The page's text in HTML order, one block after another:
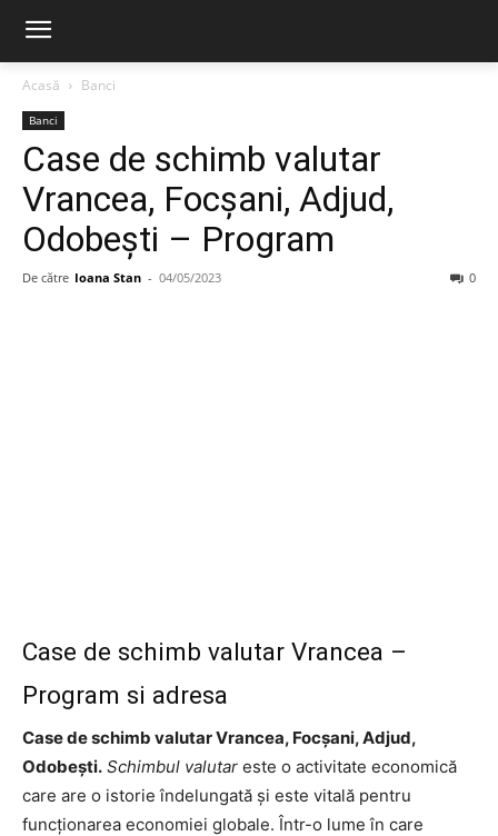
Acasă Banci
Banci
Case de schimb valutar
Vrancea, Focșani, Adjud,
Odobești – Program
De către Ioana Stan - 04/05/2023 0
Case de schimb valutar Vrancea –
Program si adresa
Case de schimb valutar Vrancea, Focșani, Adjud,
Odobești. Schimbul valutar este o activitate economică
care are o istorie îndelungată și este vitală pentru
funcționarea economiei globale. Într-o lume în care